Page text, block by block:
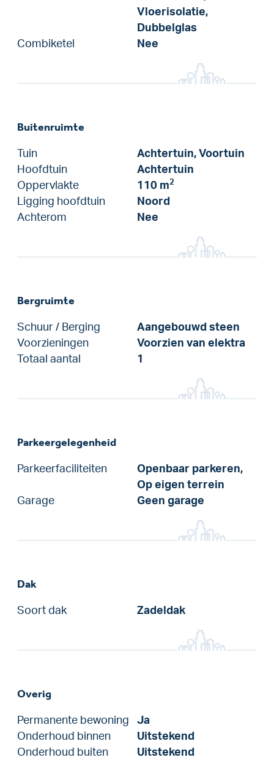
Vloerisolatie,
Dubbelglas
Combiketel
Nee
Buitenruimte
Tuin
Achtertuin, Voortuin
Hoofdtuin
Achtertuin
Oppervlakte
110 m2
Ligging hoofdtuin
Noord
Achterom
Nee
Bergruimte
Schuur / Berging
Aangebouwd steen
Voorzieningen
Voorzien van elektra
Totaal aantal
1
Parkeergelegenheid
Parkeerfaciliteiten
Openbaar parkeren,
Op eigen terrein
Garage
Geen garage
Dak
Soort dak Zadeldak
Overig
Permanente bewoning
Ja
Onderhoud binnen
Uitstekend
Onderhoud buiten
Uitstekend